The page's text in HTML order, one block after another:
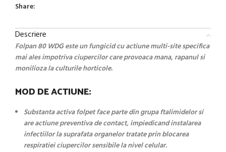
Share:
Descriere
Folpan 80 WDG este un fungicid cu actiune multi-site specifica
mai ales impotriva ciupercilor care provoaca mana, rapanul si
monilioza la culturile horticole.
MOD DE ACTIUNE:
Substanta activa folpet face parte din grupa ftalimidelor si
are actiune preventiva de contact, impiedicand instalarea
infectiilor la suprafata organelor tratate prin blocarea
respiratiei ciupercilor sensibile la nivel celular.